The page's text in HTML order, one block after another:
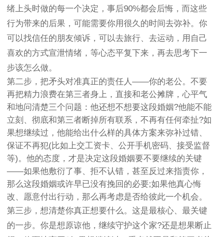
绪上头时做的每一个决定，事后90%都会后悔，而这些
行为带来的后果，可能需要你用很久的时间去弥补。你
可以找信任的朋友倾诉，可以去旅行、去运动，用自己
喜欢的方式宣泄情绪，等心态平复下来，再去思考下一
步该怎么做。
第二步，把矛头对准真正的责任人——你的老公。不要
再把精力浪费在第三者身上，直接和老公摊牌，心平气
和地问清楚三个问题：他还想不想要这段婚姻?他能不能
立刻、彻底和第三者断掉所有联系，不再有任何牵扯?如
果想继续过，他能给出什么样的具体方案来弥补过错、
保证不再犯(比如上交工资卡、公开手机密码、接受监督
等)。他的态度，才是决定这段婚姻要不要继续的关键
——如果他敷衍了事、拒不认错，甚至反过来指责你，
那么这段婚姻或许早已没有挽回的必要;如果他真心悔
改、愿意付出行动，那么再考虑是否给彼此一个机会。
第三步，想清楚你真正想要什么。这是最核心、最关键
的一步。你是想原谅他，继续守护这个家?还是想果断止